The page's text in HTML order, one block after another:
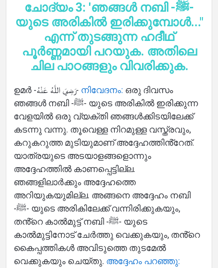
Home
About
Languages
ചോദ്യം 3: 'ഞങ്ങൾ നബി -ﷺ-
യുടെ അരികിൽ ഇരിക്കുമ്പോൾ..."
എന്ന് തുടങ്ങുന്ന ഹദീഥ്
പൂർണ്ണമായി പറയുക. അതിലെ
ചില പാഠങ്ങളും വിവരിക്കുക.
ഉമർ -رَضِيَ اللَّهُ عَنْهُ- നിവേദനം: ഒരു ദിവസം
ഞങ്ങൾ നബി -ﷺ- യുടെ അരികിൽ ഇരിക്കുന്ന
വേളയിൽ ഒരു വ്യക്തി ഞങ്ങൾക്കിടയിലേക്ക്
കടന്നു വന്നു. തൂവെള്ള നിറമുള്ള വസ്ത്രവും,
കറുകറുത്ത മുടിയുമാണ് അദ്ദേഹത്തിൻ്റേത്.
യാത്രയുടെ അടയാളങ്ങളൊന്നും
അദ്ദേഹത്തിൽ കാണപ്പെട്ടില്ല.
ഞങ്ങളിലാർക്കും അദ്ദേഹത്തെ
അറിയുകയുമില്ല. അങ്ങനെ അദ്ദേഹം നബി
-ﷺ- യുടെ അരികിലേക്ക് വന്നിരിക്കുകയും,
തൻ്റെ കാൽമുട്ട് നബി -ﷺ- യുടെ
കാൽമുട്ടിനോട് ചേർത്തു വെക്കുകയും, തൻ്റെ
കൈപ്പത്തികൾ അവിടുത്തെ തുടമേൽ
വെക്കുകയും ചെയ്തു. അദ്ദേഹം പറഞ്ഞു: